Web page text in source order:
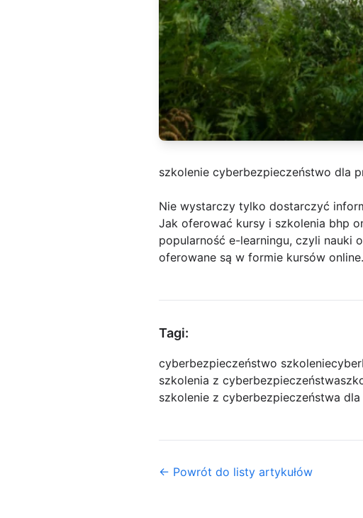
szkolenie cyberbezpieczeństwo dla
Nie wystarczy tylko dostarczyć
Jak oferować kursy i szkolenia bhp
popularność e-learningu, czyli nauki
oferowane są w formie kursów
Tagi:
cyberbezpieczeństwo szkolenie
szkolenia z cyberbezpieczeństwa
szkolenie z cyberbezpieczeństwa
← Powrót do listy artykułów